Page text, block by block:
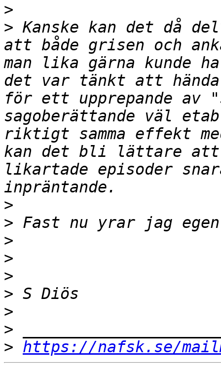
>
> Kanske kan det då
att både grisen och
man lika gärna kunde
det var tänkt att
för ett upprepande av
sagoberättande väl
riktigt samma effekt
kan det bli lättare att
likartade episoder
>
>
>
>
>
>
>
>
> https://nafsk.se/